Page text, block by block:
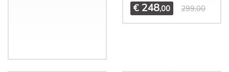
€ 248,00 299,00